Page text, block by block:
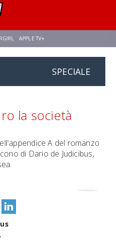
APPLE TV+
AVENGERS: DOOMSDAY
SPECIALE
la società
A del romanzo
di Dario de Judicibus,